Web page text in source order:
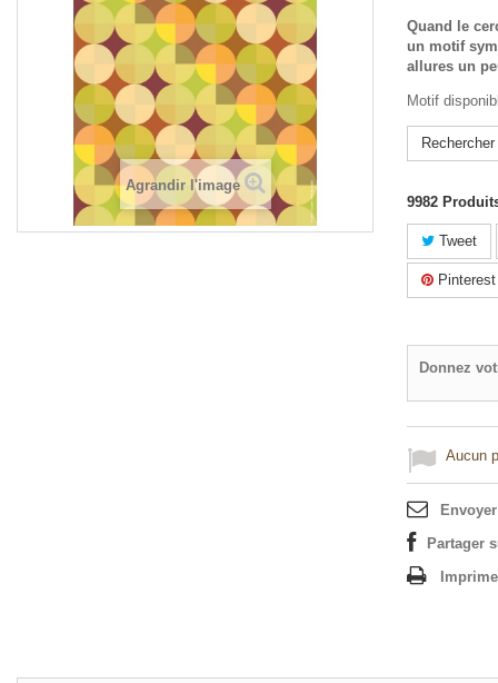
Agrandir l'image
Quand le
un motif
allures un
Motif
9982
Tweet
Pinterest
Donnez
Aucun
Partager